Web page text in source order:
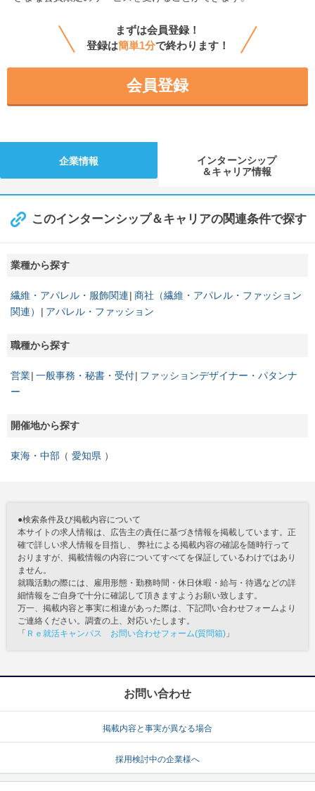
まずは会員登録！
登録は簡単1分で終わります！
会員登録
企業情報
インターンシップ
＆キャリア情報
このインターンシップ＆キャリアの関連条件で探す
業種から探す
繊維・アパレル・服飾関連 商社（繊維・アパレル・ファッション
関連）
アパレル・ファッション
職種から探す
営業 一般事務・秘書・受付 ファッションデザイナー・パタンナ
ー
開催地から探す
東海・中部 愛知県
●検索条件及び掲載内容について
本サイトの求人情報は、広告主の責任に基づき情報を掲載しています。正
確で詳しい求人情報を目指し、 弊社による掲載内容の確認を随時行って
おりますが、掲載情報の内容についてすべてを保証しているわけではあり
ません。
就職活動の際には、雇用形態・勤務時間・休日休暇・給与・待遇などの詳
細情報をご自身で十分に確認して頂きますようお願い致します。
万一、掲載内容と事実に相違があった際は、下記問い合わせフォームより
ご連絡ください。調査の上、対応いたします。
「 Ｒｅ就活キャンパス お問い合わせフォーム(質問箱) 」
お問い合わせ
掲載内容と事実が異なる場合
採用検討中の企業様へ